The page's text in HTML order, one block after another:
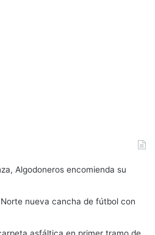
Algodoneros encomienda su
nueva cancha de fútbol con
asfáltica en primer tramo de